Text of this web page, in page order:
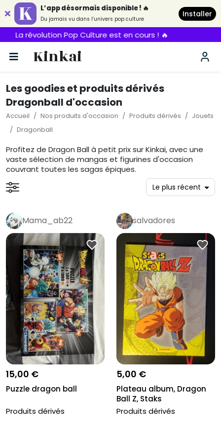
L’app désormais disponible ! 🔥
Du jamais vu dans l’univers pop culture
Installer
La révolution Pop Culture est en cours ! 🔥
Kinkai
Les goodies et produits dérivés
Dragonball d'occasion
Accueil Nos produits d'occasion Produits dérivés
Jouets
Dragonball
Profitez de Dragon Ball à petit prix sur Kinkai, avec une
vaste sélection de mangas et figurines d'occasion
couvrant toutes les sagas épiques.
Mama_ab22
15,00 €
Puzzle dragon ball
Produits dérivés
salvadores
5,00 €
Plateau album, Dragon
Ball Z, Staks
Produits dérivés